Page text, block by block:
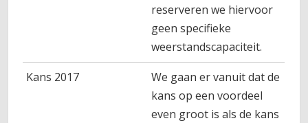
reserveren we hiervoor
geen specifieke
weerstandscapaciteit.
Kans 2017
We gaan er vanuit dat de
kans op een voordeel
even groot is als de kans